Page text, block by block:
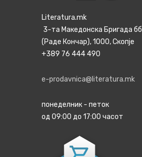
Literatura.mk
3-та Македонска Бригада бб
(Раде Кончар), 1000, Скопје
+389 76 444 490
e-prodavnica@literatura.mk
понеделник - петок
од 09:00 до 17:00 часот